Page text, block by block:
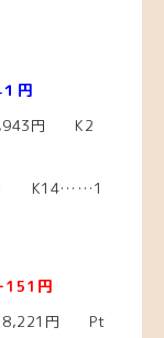
円
円 K2
K14……1
151円
円 Pt